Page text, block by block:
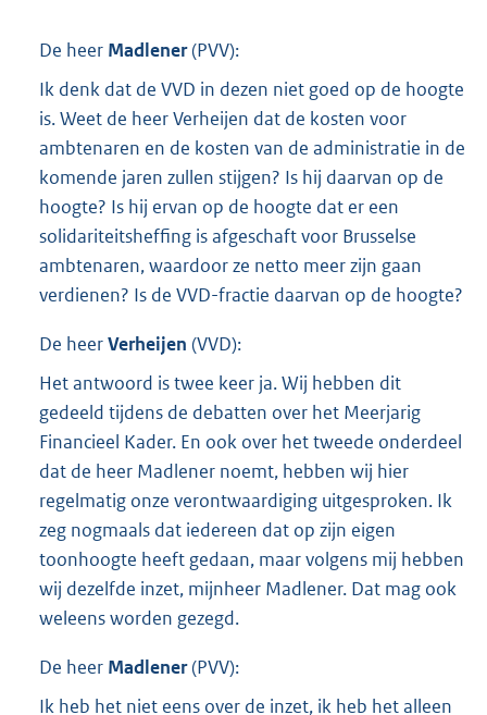
De heer Madlener(PVV):
Ik denk dat de VVD in dezen niet goed op de hoogte
is. Weet de heer Verheijen dat de kosten voor
ambtenaren en de kosten van de administratie in de
komende jaren zullen stijgen? Is hij daarvan op de
hoogte? Is hij ervan op de hoogte dat er een
solidariteitsheffing is afgeschaft voor Brusselse
ambtenaren, waardoor ze netto meer zijn gaan
verdienen? Is de VVD-fractie daarvan op de hoogte?
De heerVerheijen (VVD):
Het antwoord is twee keer ja. Wij hebben dit
gedeeld tijdens de debatten over het Meerjarig
Financieel Kader. En ook over het tweede onderdeel
dat de heer Madlener noemt, hebben wij hier
regelmatig onze verontwaardiging uitgesproken. Ik
zeg nogmaals dat iedereen dat op zijn eigen
toonhoogte heeft gedaan, maar volgens mij hebben
wij dezelfde inzet, mijnheer Madlener. Dat mag ook
weleens worden gezegd.
De heer Madlener(PVV):
Ik heb het niet eens over de inzet, ik heb het alleen